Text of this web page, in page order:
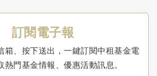
訂閱電子報
箱、按下送出，一鍵訂閱中租基金電
熱門基金情報、優惠活動訊息。